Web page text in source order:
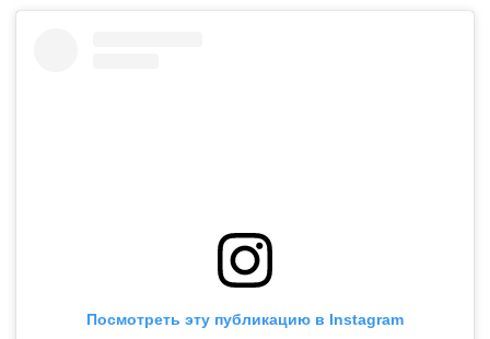
Посмотреть эту публикацию в Instagram